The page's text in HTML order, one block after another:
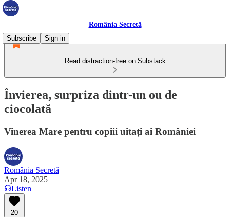
România Secretă
Subscribe
Sign in
Read distraction-free on Substack
Învierea, surpriza dintr-un ou de
ciocolată
Vinerea Mare pentru copiii uitați ai României
România Secretă
Apr 18, 2025
Listen
20